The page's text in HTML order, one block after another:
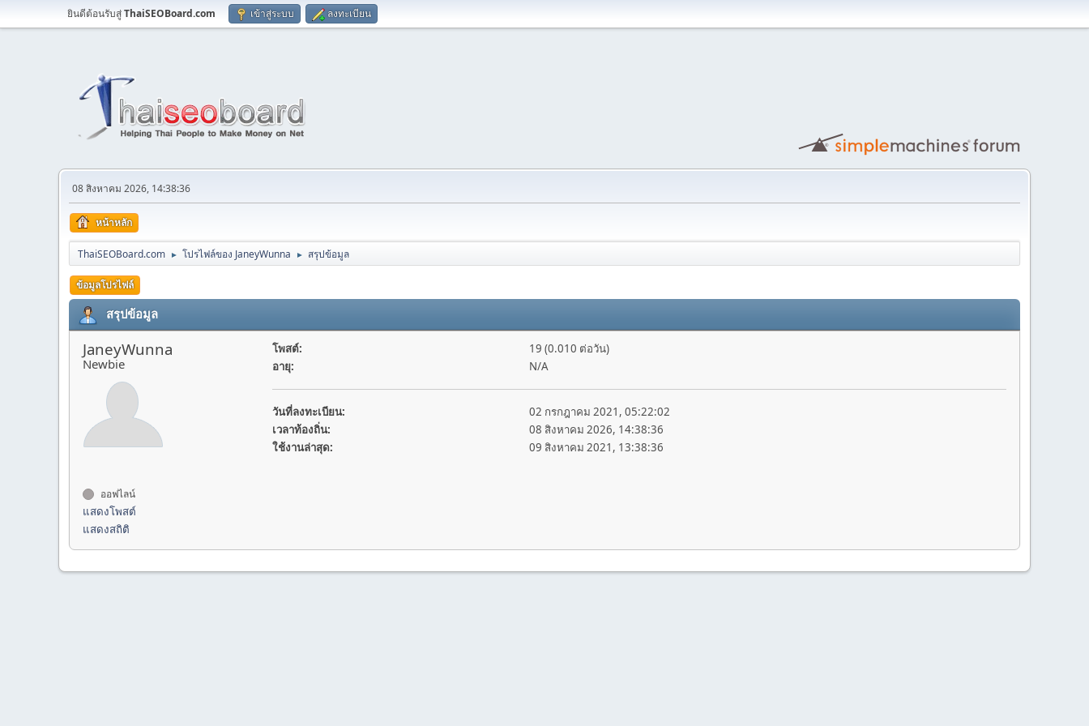
ยินดีต้อนรับสู่ThaiSEOBoard.com เข้าสู่ระบบ ลงทะเบียน
08 สิงหาคม 2026, 14:38:36
หน้าหลัก
ThaiSEOBoard.com ► โปรไฟล์ของ JaneyWunna ► สรุปข้อมูล
ข้อมูลโปรไฟล์
สรุปข้อมูล
JaneyWunna
Newbie
ออฟไลน์
แสดงโพสต์
แสดงสถิติ
โพสต์:
19 (0.010 ต่อวัน)
อายุ:
N/A
วันที่ลงทะเบียน:
02 กรกฎาคม 2021, 05:22:02
เวลาท้องถิ่น:
08 สิงหาคม 2026, 14:38:36
ใช้งานล่าสุด:
09 สิงหาคม 2021, 13:38:36